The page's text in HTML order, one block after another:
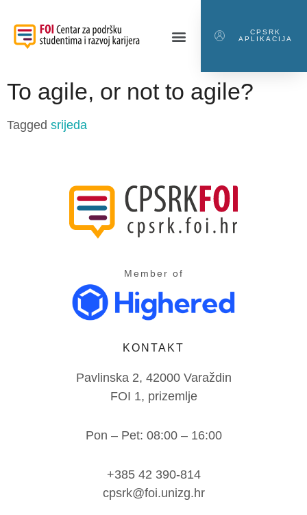
CPSRK
APLIKACIJA
To agile, or not to agile?
Tagged srijeda
Member of
KONTAKT
Pavlinska 2, 42000 Varaždin
FOI 1, prizemlje
Pon – Pet: 08:00 – 16:00
+385 42 390-814
cpsrk@foi.unizg.hr